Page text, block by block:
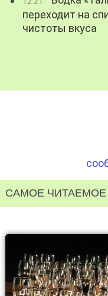
переходит на
чистоты вкуса
САМОЕ